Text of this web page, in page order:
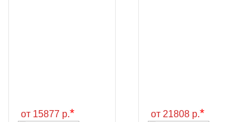
от 15877 р.* от 21808 р.*